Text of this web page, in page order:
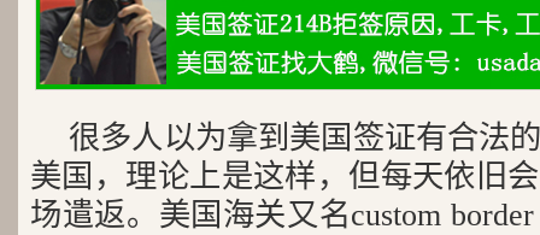
很多人以为拿到美国签证有合法
美国，理论上是这样，但每天依旧
场遣返。美国海关又名custom